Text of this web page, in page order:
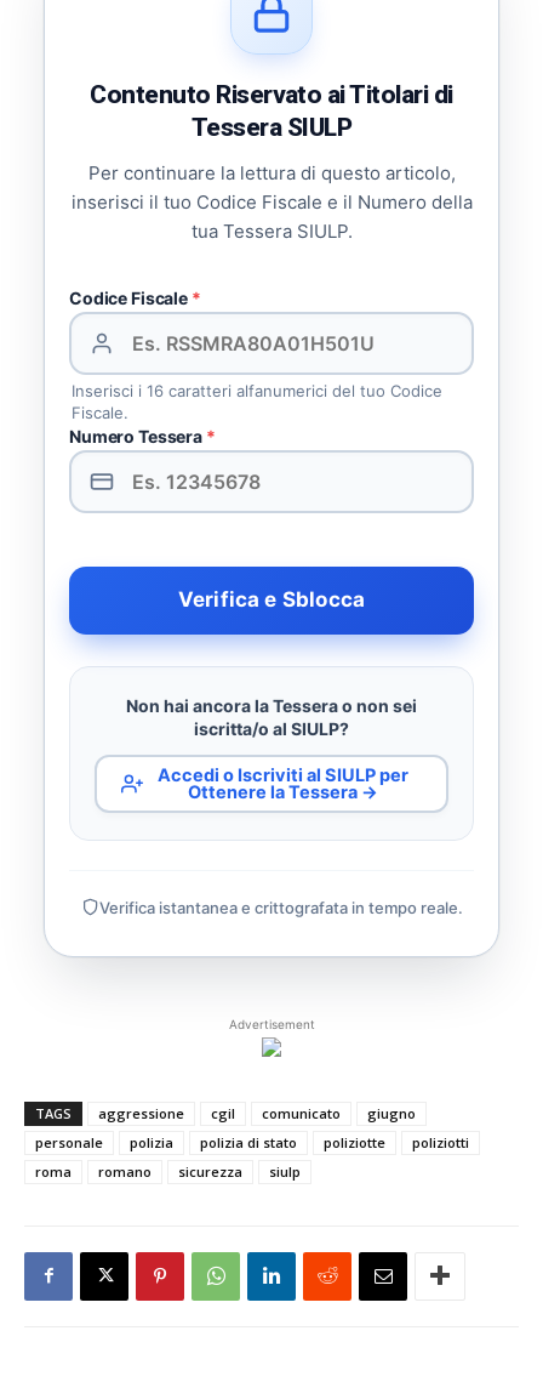
Contenuto Riservato ai Titolari di
Tessera SIULP
Per continuare la lettura di questo articolo,
inserisci il tuo Codice Fiscale e il Numero della
tua Tessera SIULP.
Codice Fiscale *
Inserisci i 16 caratteri alfanumerici del tuo Codice
Fiscale.
Numero Tessera *
Verifica e Sblocca
Non hai ancora la Tessera o non sei
iscritta/o al SIULP?
Accedi o Iscriviti al SIULP per
Ottenere la Tessera →
Verifica istantanea e crittografata in tempo reale.
Advertisement
TAGS aggressione cgil comunicato
giugno
personale
polizia polizia di stato poliziotte
poliziotti
roma
romano sicurezza siulp